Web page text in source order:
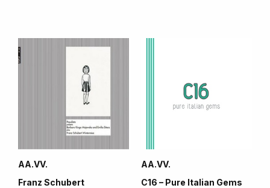
AA.VV.
Franz Schubert
AA.VV.
C16 – Pure Italian Gems